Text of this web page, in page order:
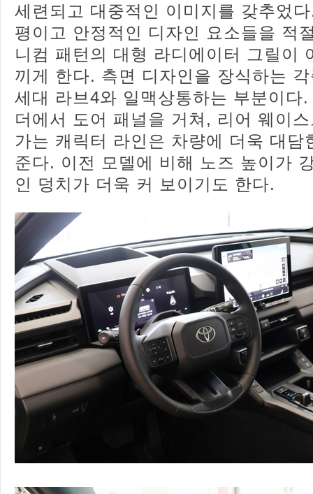
세련되고 대중적인 이미지를 갖추었
평이고 안정적인 디자인 요소들을 적
니컴 패턴의 대형 라디에이터 그릴이
끼게 한다. 측면 디자인을 장식하는
세대 라브4와 일맥상통하는 부분이다
더에서 도어 패널을 거쳐, 리어 웨이
가는 캐릭터 라인은 차량에 더욱 대담
준다. 이전 모델에 비해 노즈 높이가
인 덩치가 더욱 커 보이기도 한다.